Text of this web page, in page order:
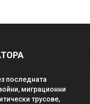
последната
миграционни
трусове,